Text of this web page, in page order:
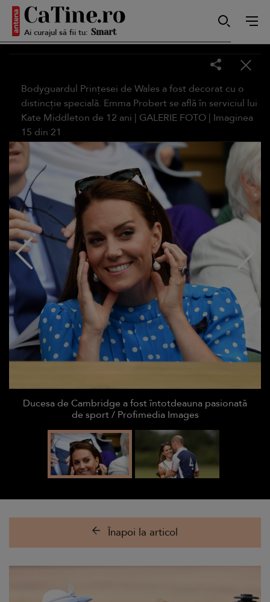
Ai curajul să fii tu:
Autentică
Puternică
Bodyguardul Prințesei de Wales a fost decorat cu o
distincție specială. Emma Probert se află în serviciul lui
Kate Middleton de 12 ani | GALERIE FOTO | Imaginea
15 din 21
Ducesa de Cambridge a fost întotdeauna pasionată
de sport / Profimedia Images
Înapoi la articol